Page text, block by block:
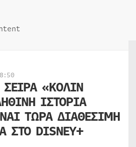
«ΚΟΛΙΝ
ΙΣΤΟΡΙΑ
ΤΩΡΑ ΔΙΑΘΕΣΙΜΗ
ΣΤΟ DISNEY+